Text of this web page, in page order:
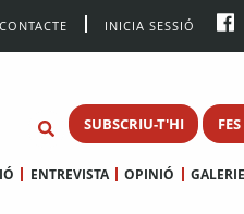
CONTACTE INICIA SESSIÓ
SUBSCRIU-T'HI
ENTREVISTA OPINIÓ